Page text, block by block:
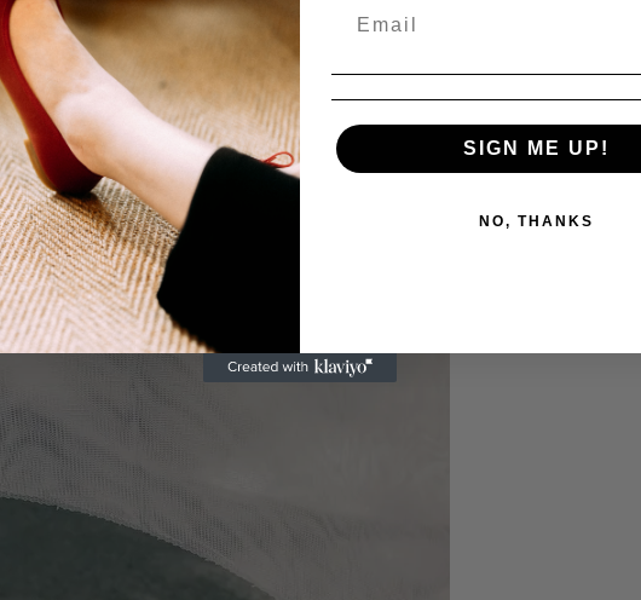
SIGN ME UP!
NO, THANKS